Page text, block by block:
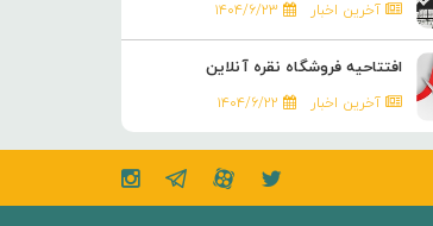
آخرین اخبار ۱۴۰۴/۶/۲۳
افتتاحیه فروشگاه نقره آنلاین
آخرین اخبار ۱۴۰۴/۶/۲۲